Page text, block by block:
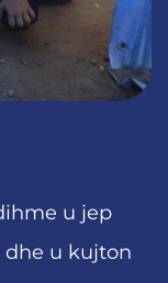
u jep
dhe u kujton